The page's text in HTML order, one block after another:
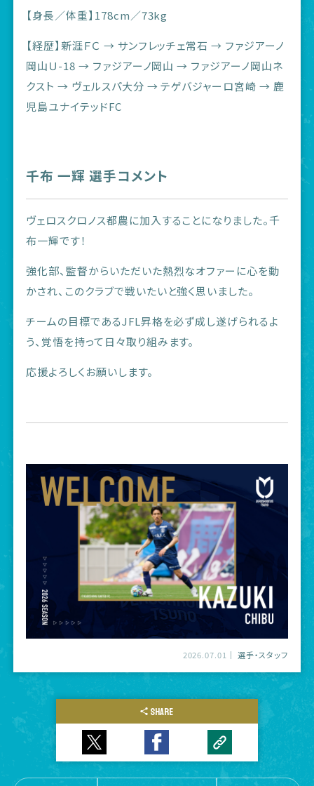
【身長／体重】178cm／73kg
【経歴】新涯ＦＣ → サンフレッチェ常石 → ファジアーノ
岡山Ｕ-18 → ファジアーノ岡山 → ファジアーノ岡山ネ
クスト → ヴェルスパ大分 → テゲバジャーロ宮崎 → 鹿
児島ユナイテッドFC
千布 一輝 選手コメント
ヴェロスクロノス都農に加入することになりました。千
布一輝です！
強化部、監督からいただいた熱烈なオファーに心を動
かされ、このクラブで戦いたいと強く思いました。
チームの目標であるJFL昇格を必ず成し遂げられるよ
う、覚悟を持って日々取り組みます。
応援よろしくお願いします。
2026.07.01 選手・スタッフ
SHARE